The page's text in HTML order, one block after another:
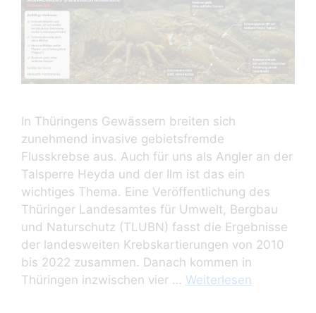
In Thüringens Gewässern breiten sich
zunehmend invasive gebietsfremde
Flusskrebse aus. Auch für uns als Angler an der
Talsperre Heyda und der Ilm ist das ein
wichtiges Thema. Eine Veröffentlichung des
Thüringer Landesamtes für Umwelt, Bergbau
und Naturschutz (TLUBN) fasst die Ergebnisse
der landesweiten Krebskartierungen von 2010
bis 2022 zusammen. Danach kommen in
Thüringen inzwischen vier … Weiterlesen